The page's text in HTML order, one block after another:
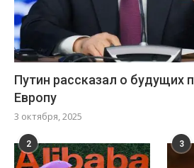
Путин рассказал о будущих
Европу
3 октября, 2025
2 3